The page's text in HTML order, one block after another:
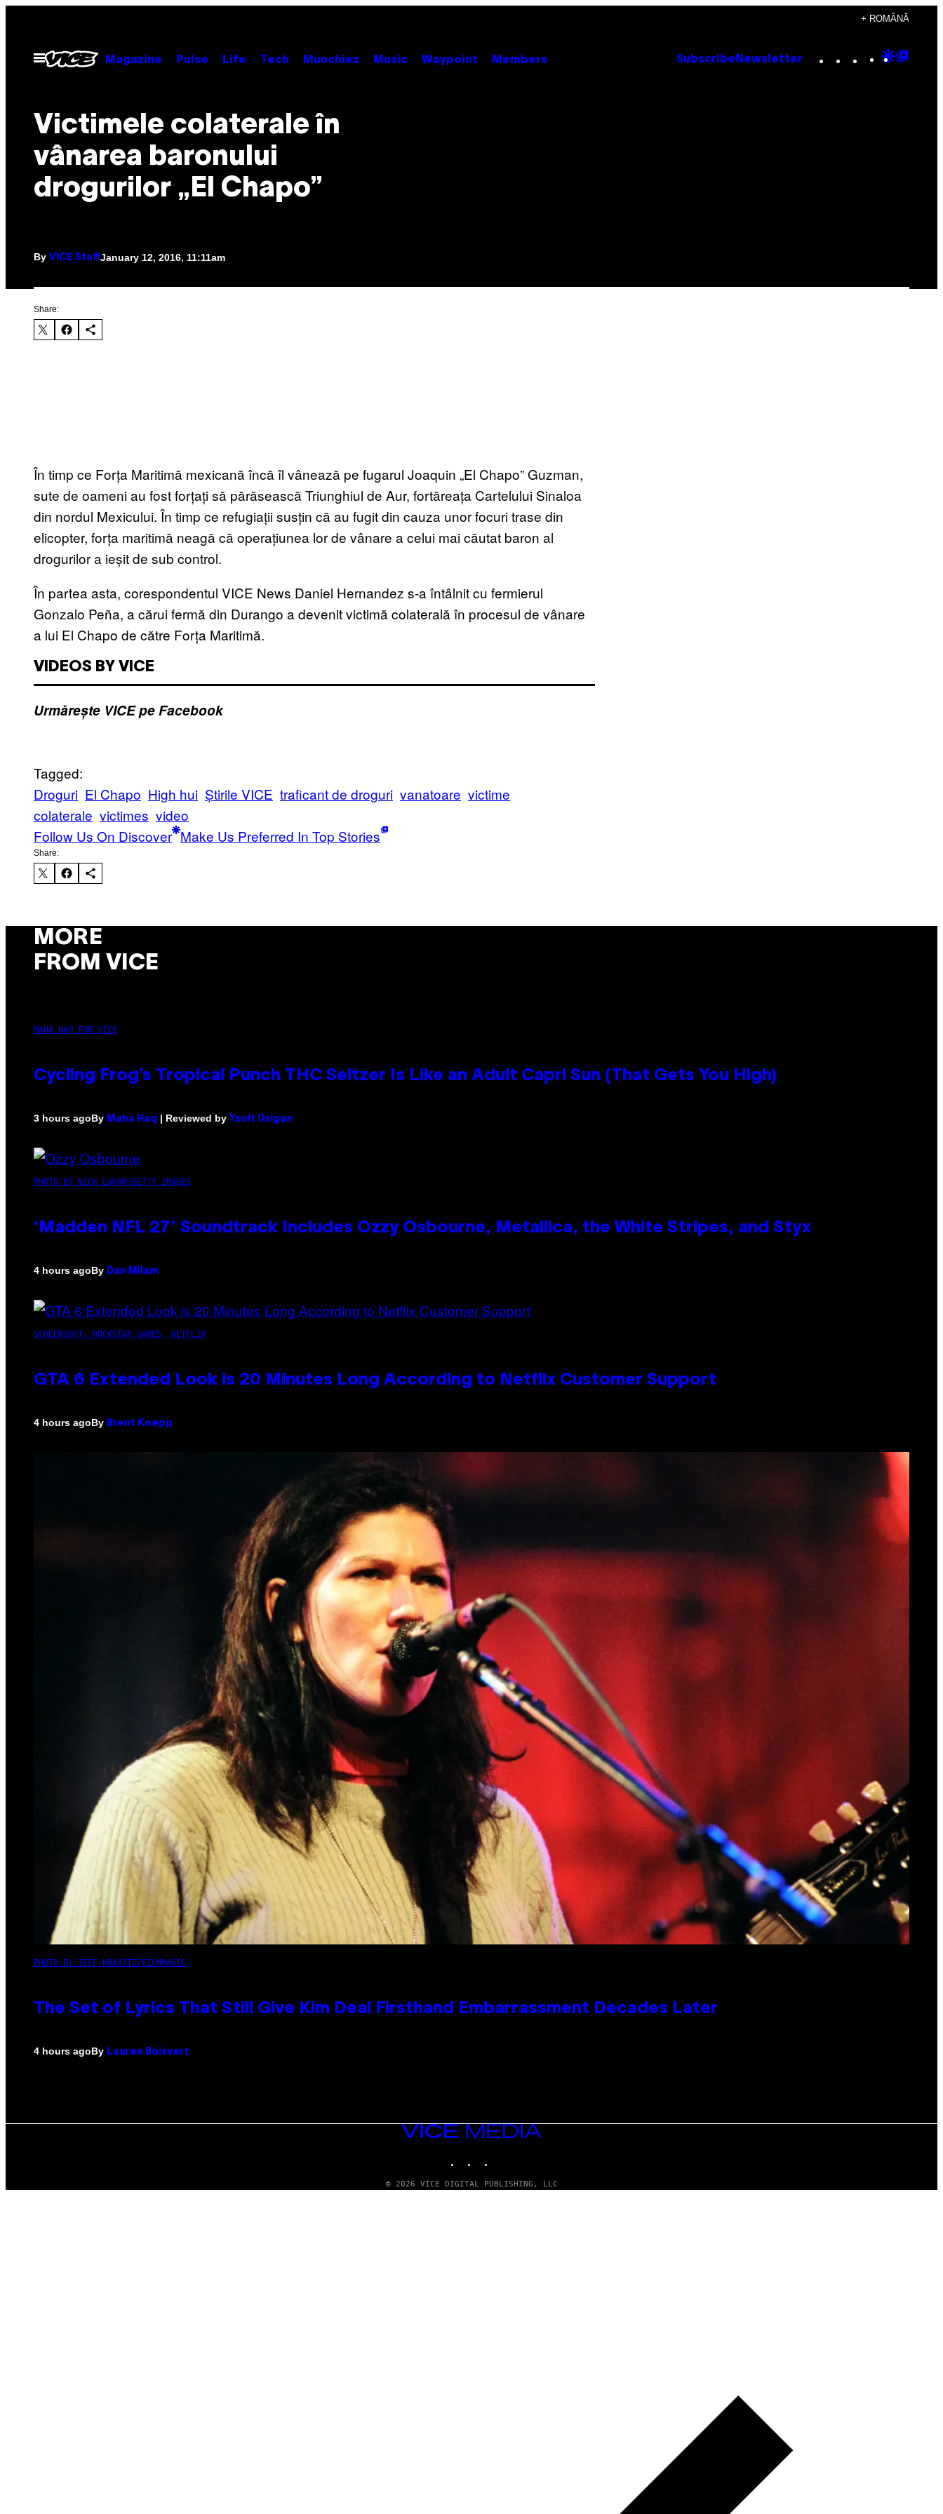
content
+ ROMÂNĂ
Open
Menu
Magazine Pulse Life Tech Munchies Music Waypoint Members Subscribe Newsletter Instagram
TikTok
YouTube
Google
Victimele colaterale în
vânarea baronului
drogurilor „El Chapo”
By VICE StaffJanuary 12, 2016, 11:11am
Share:
În timp ce Forța Maritimă mexicană încă îl vânează pe fugarul Joaquin „El Chapo” Guzman,
sute de oameni au fost forțați să părăsească Triunghiul de Aur, fortăreața Cartelului Sinaloa
din nordul Mexicului. În timp ce refugiații susțin că au fugit din cauza unor focuri trase din
elicopter, forța maritimă neagă că operațiunea lor de vânare a celui mai căutat baron al
drogurilor a ieșit de sub control.
În partea asta, corespondentul VICE News Daniel Hernandez s-a întâlnit cu fermierul
Gonzalo Peña, a cărui fermă din Durango a devenit victimă colaterală în procesul de vânare
a lui El Chapo de către Forța Maritimă.
VIDEOS BY VICE
Urmărește VICE pe Facebook
Tagged:
Droguri El Chapo High hui Știrile VICE traficant de droguri vanatoare victime
colaterale victimes video
Follow Us On Discover Make Us Preferred In Top Stories
Share:
MORE
FROM VICE
MAHA HAQ FOR VICE
Cycling Frog’s Tropical Punch THC Seltzer Is Like an Adult Capri Sun (That Gets You High)
3 hours agoBy Maha Haq | Reviewed by Ysolt Usigan
PHOTO BY NICK LAHAM/GETTY IMAGES
‘Madden NFL 27’ Soundtrack Includes Ozzy Osbourne, Metallica, the White Stripes, and Styx
4 hours agoBy Dan Milam
SCREENSHOT: ROCKSTAR GAMES, NETFLIX
GTA 6 Extended Look is 20 Minutes Long According to Netflix Customer Support
4 hours agoBy Brent Koepp
PHOTO BY JEFF KRAVITZ/FILMMAGIC
The Set of Lyrics That Still Give Kim Deal Firsthand Embarrassment Decades Later
4 hours agoBy Lauren Boisvert
VICE
MEDIA
© 2026 VICE DIGITAL PUBLISHING, LLC